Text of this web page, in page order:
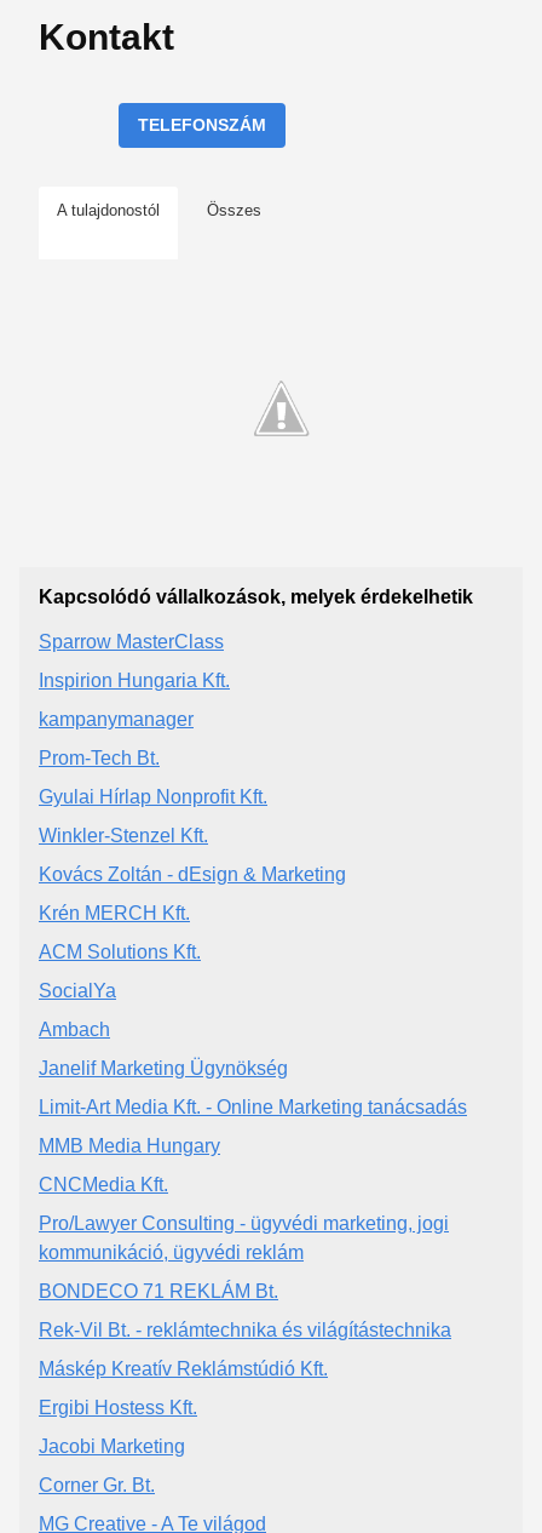
Kontakt
TELEFONSZÁM
A tulajdonostól Összes
Kapcsolódó vállalkozások, melyek érdekelhetik
Sparrow MasterClass
Inspirion Hungaria Kft.
kampanymanager
Prom-Tech Bt.
Gyulai Hírlap Nonprofit Kft.
Winkler-Stenzel Kft.
Kovács Zoltán - dEsign & Marketing
Krén MERCH Kft.
ACM Solutions Kft.
SocialYa
Ambach
Janelif Marketing Ügynökség
Limit-Art Media Kft. - Online Marketing tanácsadás
MMB Media Hungary
CNCMedia Kft.
Pro/Lawyer Consulting - ügyvédi marketing, jogi
kommunikáció, ügyvédi reklám
BONDECO 71 REKLÁM Bt.
Rek-Vil Bt. - reklámtechnika és világítástechnika
Máskép Kreatív Reklámstúdió Kft.
Ergibi Hostess Kft.
Jacobi Marketing
Corner Gr. Bt.
MG Creative - A Te világod